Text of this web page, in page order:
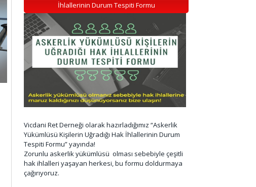
İhlallerinin Durum Tespiti Formu
Vicdani Ret Derneği olarak hazırladığımız “Askerlik
Yükümlüsü Kişilerin Uğradığı Hak İhlallerinin Durum
Tespiti Formu” yayında!
Zorunlu askerlik yükümlüsü olması sebebiyle çeşitli
hak ihlalleri yaşayan herkesi, bu formu doldurmaya
çağırıyoruz.